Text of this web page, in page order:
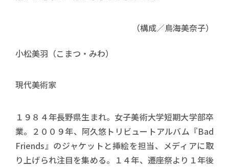
（構成／鳥海美奈子）
インタビュイー名
小松美羽（こまつ・みわ）
インタビュイー肩書
現代美術家
プロフィール
１９８４年長野県生まれ。女子美術大学短期大学部卒
業。２００９年、阿久悠トリビュートアルバム『Bad
Friends』のジャケットと挿絵を担当、メディアに取
り上げられ注目を集める。１４年、遷座祭より１年後